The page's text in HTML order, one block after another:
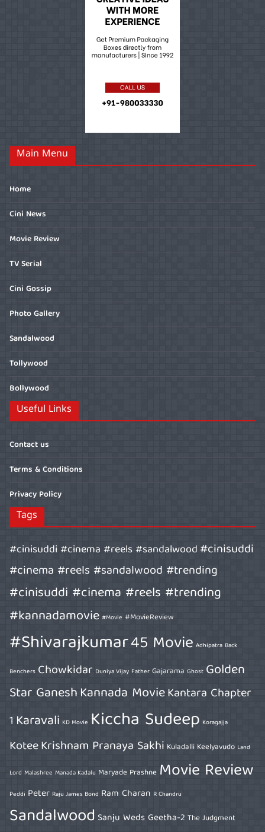
Main Menu
Home
Cini News
Movie Review
TV Serial
Cini Gossip
Photo Gallery
Sandalwood
Tollywood
Bollywood
Useful Links
Contact us
Terms & Conditions
Privacy Policy
Tags
#cinisuddi #cinema #reels #sandalwood#cinisuddi
#cinema #reels #sandalwood #trending
#cinisuddi #cinema #reels #trending
#kannadamovie #Movie #MovieReview
#Shivarajkumar45 Movie Adhipatra Back
Benchers Chowkidar Duniya Vijay Father Gajarama Ghost Golden
Star GaneshKannada MovieKantara Chapter
1 Karavali KD Movie Kiccha Sudeep Koragajja
KoteeKrishnam Pranaya Sakhi Kuladalli Keelyavudo Land
Lord Malashree Manada Kadalu Maryade Prashne Movie Review
Peddi Peter Raju James Bond Ram Charan R Chandru
Sandalwood Sanju Weds Geetha-2 The Judgment